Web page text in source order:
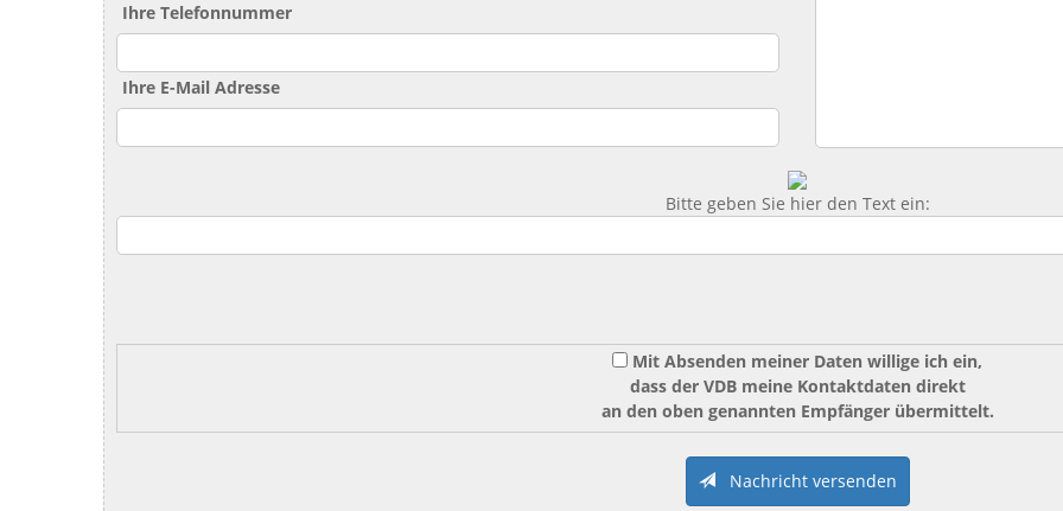
Ihre Telefonnummer
Ihre E-Mail Adresse
Bitte geben Sie hier den Text ein:
Mit Absenden meiner Daten willige ich ein,
dass der VDB meine Kontaktdaten direkt
an den oben genannten Empfänger übermittelt.
Nachricht versenden